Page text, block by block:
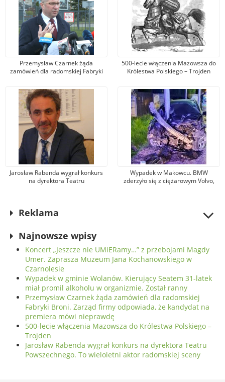
Przemysław Czarnek żąda
zamówień dla radomskiej Fabryki
kandydat na premiera mówi
nieprawdę
500-lecie włączenia Mazowsza do
Królestwa Polskiego – Trojden
Jarosław Rabenda wygrał konkurs
na dyrektora Teatru
Wypadek w Makowcu. BMW
zderzyło się z ciężarowym Volvo,
Reklama
Najnowsze wpisy
Koncert „Jeszcze nie UMiERamy…” z przebojami Magdy
Umer. Zaprasza Muzeum Jana Kochanowskiego w
Czarnolesie
Wypadek w gminie Wolanów. Kierujący Seatem 31-latek
miał promil alkoholu w organizmie. Został ranny
Przemysław Czarnek żąda zamówień dla radomskiej
Fabryki Broni. Zarząd firmy odpowiada, że kandydat na
premiera mówi nieprawdę
500-lecie włączenia Mazowsza do Królestwa Polskiego –
Trojden
Jarosław Rabenda wygrał konkurs na dyrektora Teatru
Powszechnego. To wieloletni aktor radomskiej sceny